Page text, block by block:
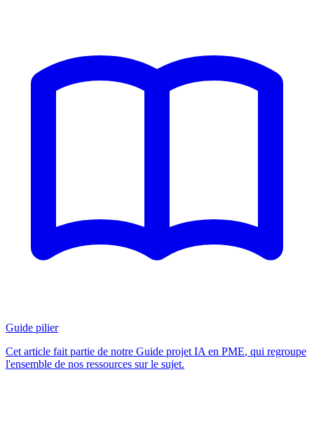
Guide pilier
Cet article fait partie de notre Guide projet IA en PME, qui regroupe
l'ensemble de nos ressources sur le sujet.